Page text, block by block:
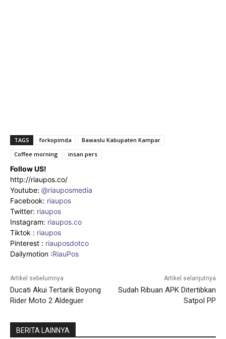
TAGS forkopimda
Bawaslu Kabupaten Kampar
Coffee morning
insan pers
Follow US!
http://riaupos.co/
Youtube: @riauposmedia
Facebook: riaupos
Twitter: riaupos
Instagram: riaupos.co
Tiktok : riaupos
Pinterest : riauposdotco
Dailymotion :RiauPos
Artikel sebelumnya
Ducati Akui Tertarik Boyong
Rider Moto 2 Aldeguer
Artikel selanjutnya
Sudah Ribuan APK Ditertibkan
Satpol PP
BERITA LAINNYA